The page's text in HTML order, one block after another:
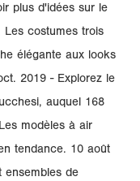
plus d'idées sur le
Les costumes trois
élégante aux looks
2019 - Explorez le
auquel 168
modèles à air
tendance. 10 août
ensembles de